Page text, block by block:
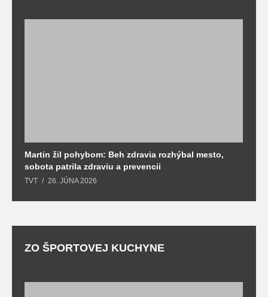
Martin žil pohybom: Beh zdravia rozhýbal mesto,
sobota patrila zdraviu a prevencii
TVT 26. JÚNA 2026
ZO ŠPORTOVEJ KUCHYNE